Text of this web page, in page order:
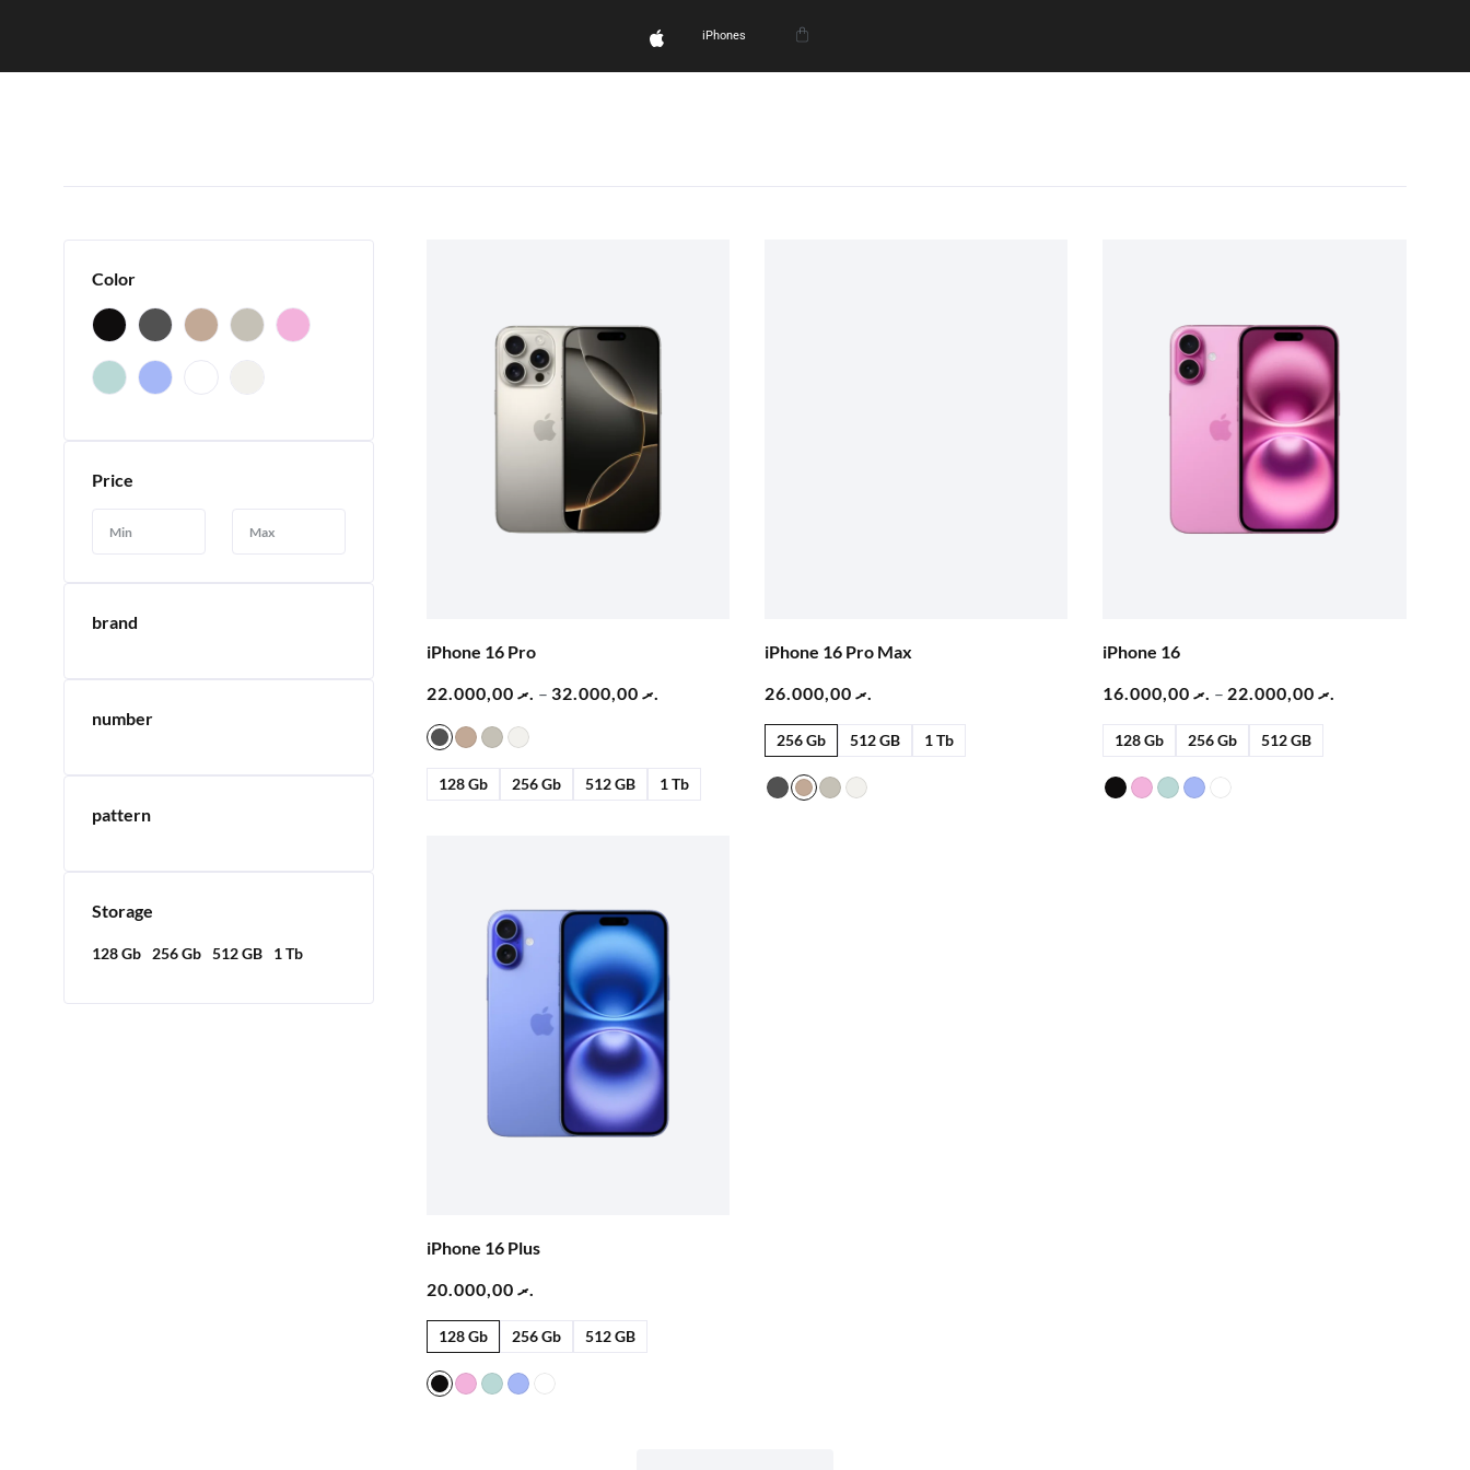
iPhones
Price
brand
Color
number
pattern
Storage
128 Gb 256 Gb 512 GB 1 Tb
iPhone 16 Pro
.ރ22.000,00 – .ރ32.000,00
128 Gb 256 Gb 512 GB 1 Tb
iPhone 16 Pro Max
.ރ26.000,00
256 Gb 512 GB 1 Tb
iPhone 16
.ރ16.000,00 – .ރ22.000,00
128 Gb 256 Gb 512 GB
iPhone 16 Plus
.ރ20.000,00
128 Gb 256 Gb 512 GB